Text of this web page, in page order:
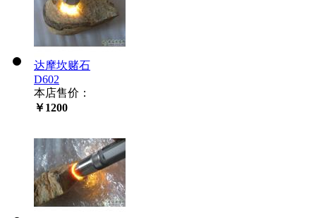
达摩坎赌石
D602
本店售价：
￥1200